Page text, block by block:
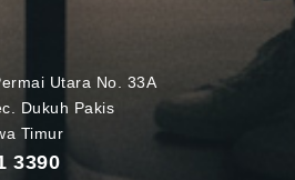
Utara No. 33A
Dukuh Pakis
Timur
3390